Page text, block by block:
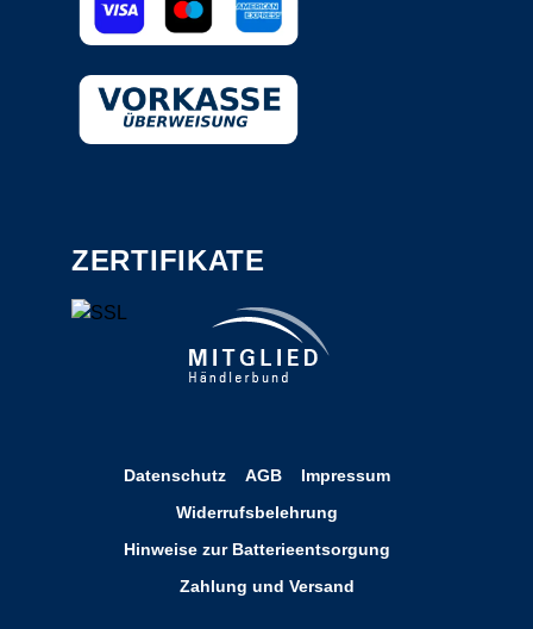
ZERTIFIKATE
Datenschutz AGB
Impressum
Widerrufsbelehrung
Hinweise zur Batterieentsorgung
Zahlung und Versand